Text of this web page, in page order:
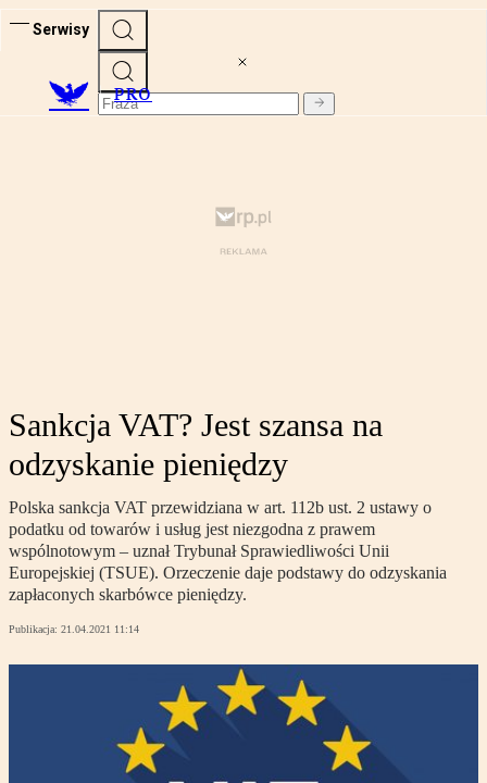
Serwisy
PRO
Sankcja VAT? Jest szansa na
odzyskanie pieniędzy
Polska sankcja VAT przewidziana w art. 112b ust. 2 ustawy o
podatku od towarów i usług jest niezgodna z prawem
wspólnotowym – uznał Trybunał Sprawiedliwości Unii
Europejskiej (TSUE). Orzeczenie daje podstawy do odzyskania
zapłaconych skarbówce pieniędzy.
Publikacja: 21.04.2021 11:14